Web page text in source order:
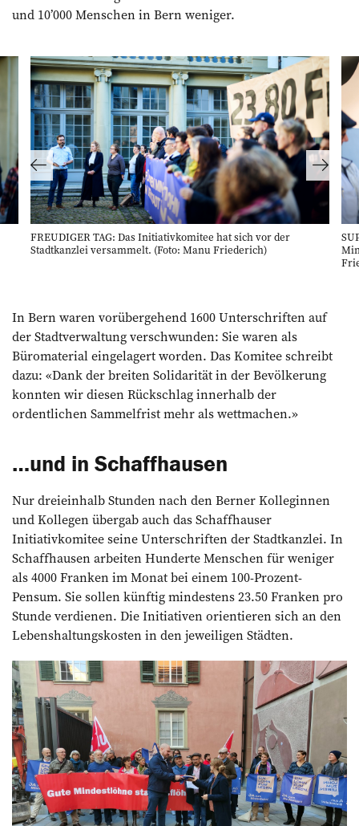
und 10’000 Menschen in Bern weniger.
FREUDIGER TAG: Das Initiativkomitee hat sich vor der
Stadtkanzlei versammelt. (Foto: Manu Friederich)
In Bern waren vorübergehend 1600 Unterschriften auf
der Stadtverwaltung verschwunden: Sie waren als
Büromaterial eingelagert worden. Das Komitee schreibt
dazu: «Dank der breiten Solidarität in der Bevölkerung
konnten wir diesen Rückschlag innerhalb der
ordentlichen Sammelfrist mehr als wettmachen.»
…und in Schaffhausen
Nur dreieinhalb Stunden nach den Berner Kolleginnen
und Kollegen übergab auch das Schaffhauser
Initiativkomitee seine Unterschriften der Stadtkanzlei. In
Schaffhausen arbeiten Hunderte Menschen für weniger
als 4000 Franken im Monat bei einem 100-Prozent-
Pensum. Sie sollen künftig mindestens 23.50 Franken pro
Stunde verdienen. Die Initiativen orientieren sich an den
Lebenshaltungskosten in den jeweiligen Städten.